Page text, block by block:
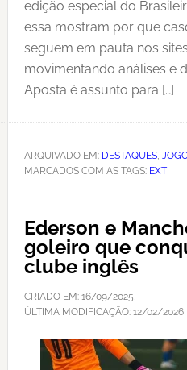
edição especial do
essa mostram por que
seguem em pauta nos
movimentando análises e
Aposta é assunto para […]
ARQUIVADO EM: DESTAQUES,
MARCADOS COM AS TAGS: EXT
Ederson e
goleiro que
clube inglês
CRIADO EM: 16/09/2025,
ÚLTIMA MODIFICAÇÃO: 12/02/2026